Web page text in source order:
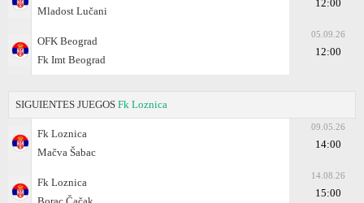
Mladost Lučani
12:00
OFK Beograd
Fk Imt Beograd
05.09.26
12:00
SIGUIENTES JUEGOS Fk Loznica
Fk Loznica
Mačva Šabac
09.05.26
14:00
Fk Loznica
14.08.26
15:00